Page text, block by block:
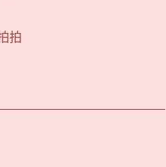
拍